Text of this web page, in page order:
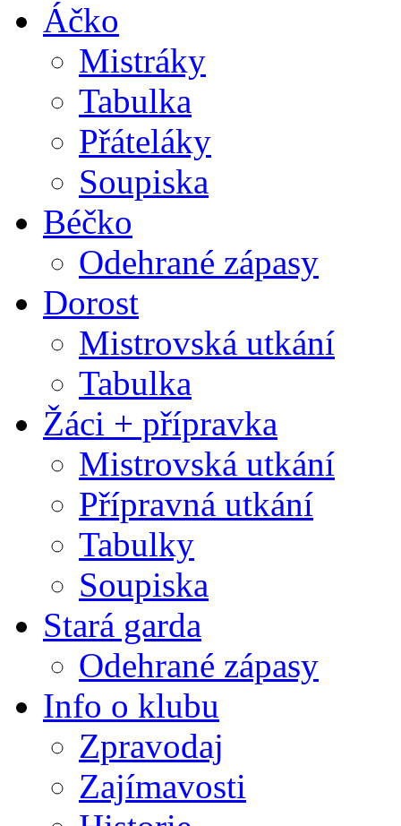
Áčko
Mistráky
Tabulka
Přáteláky
Soupiska
Béčko
Odehrané zápasy
Dorost
Mistrovská utkání
Tabulka
Žáci + přípravka
Mistrovská utkání
Přípravná utkání
Tabulky
Soupiska
Stará garda
Odehrané zápasy
Info o klubu
Zpravodaj
Zajímavosti